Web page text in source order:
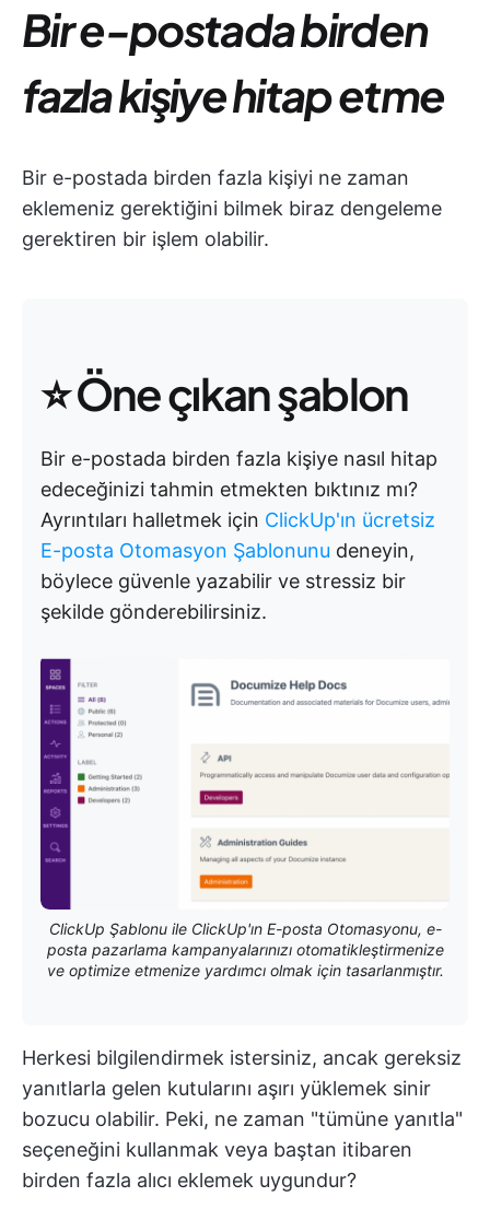
Bir e-postada birden
fazla kişiye hitap etme
Bir e-postada birden fazla kişiyi ne zaman
eklemeniz gerektiğini bilmek biraz dengeleme
gerektiren bir işlem olabilir.
⭐ Öne çıkan şablon
Bir e-postada birden fazla kişiye nasıl hitap
edeceğinizi tahmin etmekten bıktınız mı?
Ayrıntıları halletmek için ClickUp'ın ücretsiz
E-posta Otomasyon Şablonunu deneyin,
böylece güvenle yazabilir ve stressiz bir
şekilde gönderebilirsiniz.
ClickUp Şablonu ile ClickUp'ın E-posta Otomasyonu, e-
posta pazarlama kampanyalarınızı otomatikleştirmenize
ve optimize etmenize yardımcı olmak için tasarlanmıştır.
Herkesi bilgilendirmek istersiniz, ancak gereksiz
yanıtlarla gelen kutularını aşırı yüklemek sinir
bozucu olabilir. Peki, ne zaman "tümüne yanıtla"
seçeneğini kullanmak veya baştan itibaren
birden fazla alıcı eklemek uygundur?